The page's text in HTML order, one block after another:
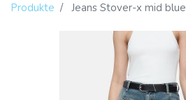
Produkte Jeans Stover-x mid blue